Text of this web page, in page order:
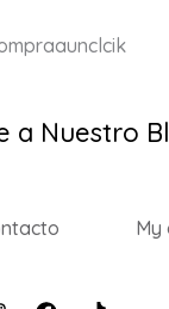
a Nuestro
My